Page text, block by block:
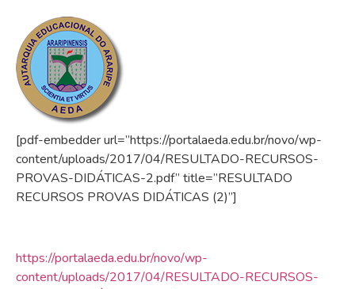
[pdf-embedder url=”https://portalaeda.edu.br/novo/wp-
content/uploads/2017/04/RESULTADO-RECURSOS-
PROVAS-DIDÁTICAS-2.pdf” title=”RESULTADO
RECURSOS PROVAS DIDÁTICAS (2)”]
https://portalaeda.edu.br/novo/wp-
content/uploads/2017/04/RESULTADO-RECURSOS-